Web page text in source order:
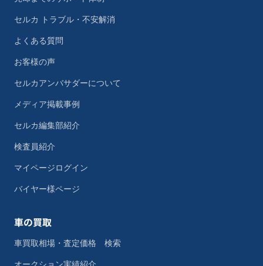
セルカ トラブル・不安解消
よくある質問
お客様の声
セルカアンバサダーについて
メディア掲載事例
セルカ編集部紹介
検査員紹介
マイページログイン
バイヤー様ページ
車の買取
車買取相場・査定価格 検索